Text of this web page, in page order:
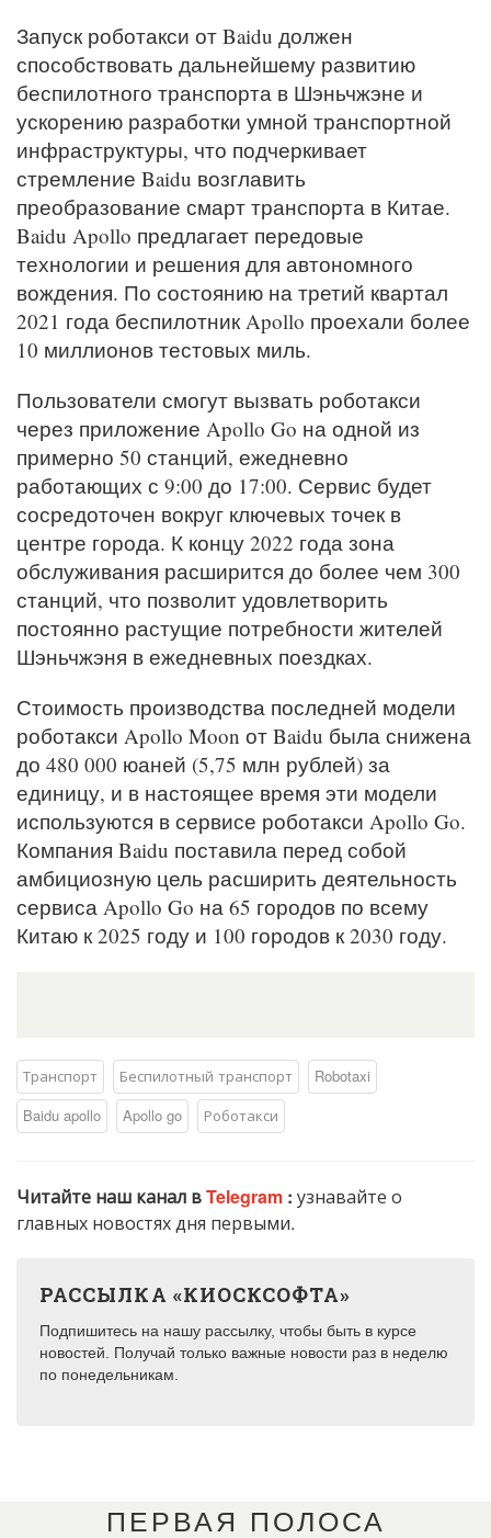
Запуск роботакси от Baidu должен
способствовать дальнейшему развитию
беспилотного транспорта в Шэньчжэне и
ускорению разработки умной транспортной
инфраструктуры, что подчеркивает
стремление Baidu возглавить
преобразование смарт транспорта в Китае.
Baidu Apollo предлагает передовые
технологии и решения для автономного
вождения. По состоянию на третий квартал
2021 года беспилотник Apollo проехали более
10 миллионов тестовых миль.
Пользователи смогут вызвать роботакси
через приложение Apollo Go на одной из
примерно 50 станций, ежедневно
работающих с 9:00 до 17:00. Сервис будет
сосредоточен вокруг ключевых точек в
центре города. К концу 2022 года зона
обслуживания расширится до более чем 300
станций, что позволит удовлетворить
постоянно растущие потребности жителей
Шэньчжэня в ежедневных поездках.
Стоимость производства последней модели
роботакси Apollo Moon от Baidu была снижена
до 480 000 юаней (5,75 млн рублей) за
единицу, и в настоящее время эти модели
используются в сервисе роботакси Apollo Go.
Компания Baidu поставила перед собой
амбициозную цель расширить деятельность
сервиса Apollo Go на 65 городов по всему
Китаю к 2025 году и 100 городов к 2030 году.
Транспорт Беспилотный транспорт
Robotaxi
Baidu apollo
Apollo go Роботакси
Читайте наш канал вTelegram : узнавайте о
главных новостях дня первыми.
РАССЫЛКА «КИОСКСОФТА»
Подпишитесь на нашу рассылку, чтобы быть в курсе
новостей. Получай только важные новости раз в неделю
по понедельникам.
ПЕРВАЯ ПОЛОСА